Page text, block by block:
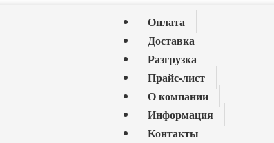
Оплата
Доставка
Разгрузка
Прайс-лист
О компании
Информация
Контакты